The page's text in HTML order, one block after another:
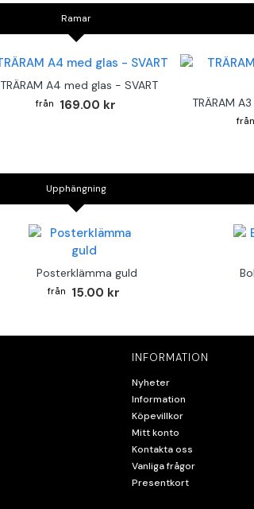
Ramar
TRÄRAM A4 med glas - SVART
169.00 kr TRÄRAM
Upphängning
Posterklämma guld
15.00 kr
INFORMATION
Nyheter
Information
Köpevillkor
Mitt konto
Kontakta oss
Vanliga frågor
Presentkort